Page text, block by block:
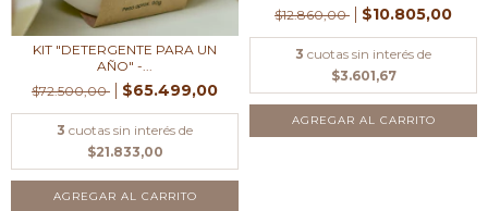
KIT "DETERGENTE PARA UN
AÑO" -...
$72.500,00
$65.499,00
3 cuotas sin interés de
$21.833,00
$12.860,00
$10.805,00
3 cuotas sin interés de
$3.601,67